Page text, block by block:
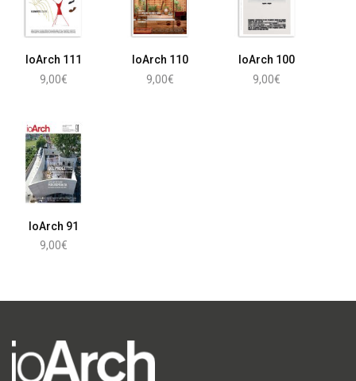
IoArch 111
9,00€
IoArch 110
9,00€
IoArch 100
9,00€
IoArch 91
9,00€